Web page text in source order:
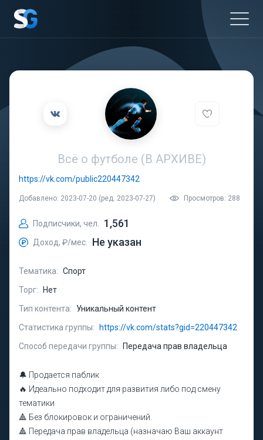
Всё о футболе (В АРХИВЕ)
https://vk.com/public220447342
Добавлено: 2023-07-20 (ред. 2023-07-27) Просмотров: 288
Подписчики, чел. 1,561
Доход, ₽/мес. Не указан
Тематика: Спорт
Торг:
Нет
Тип контента:
Уникальный контент
Статистика группы:
https://vk.com/stats?gid=220447342
Способ передачи группы:
Передача прав владельца
🔔 Продается паблик
🔥 Идеально подходит для развития либо под смену
тематики
🔺 Без блокировок и ограничений.
🔺 Передача прав владельца (назначаю Ваш аккаунт